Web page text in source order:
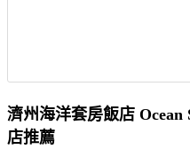
濟州海洋套房飯店
店推薦